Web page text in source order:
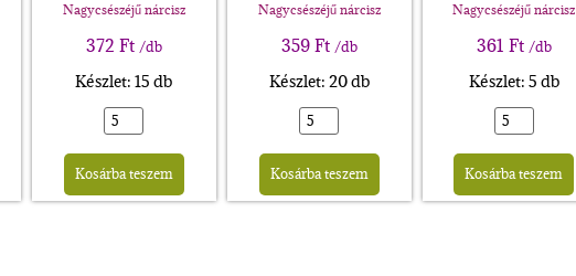
Alternative:
Nagycsészéjű nárcisz
372 Ft /db
Készlet: 15 db
Kosárba teszem
Alternative:
Nagycsészéjű nárcisz
359Ft /db
Készlet: 20 db
Kosárba teszem
Alternative:
Nagycsészéjű nárcisz
361 Ft /db
Készlet: 5 db
Kosárba teszem